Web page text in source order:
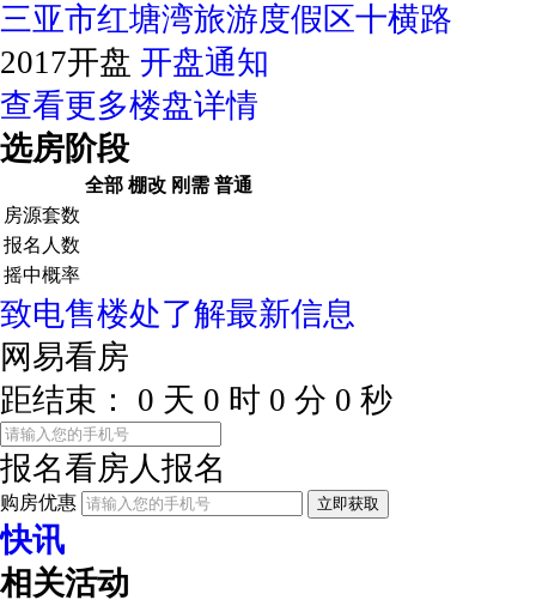
三亚市红塘湾旅游度假区十横路
2017开盘 开盘通知
查看更多楼盘详情
选房阶段
全部 棚改 刚需 普通
房源套数
报名人数
摇中概率
致电售楼处了解最新信息
网易看房
距结束：
0 天 0 时 0 分 0 秒
报名看房人报名
购房优惠 立即获取
快讯
相关活动